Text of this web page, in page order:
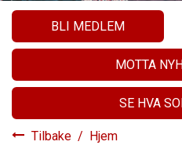
BLI MEDLEM
MOTTA
SE HVA
Tilbake / Hjem